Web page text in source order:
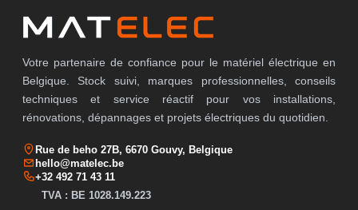
Votre partenaire de confiance pour le matériel électrique en
Belgique. Stock suivi, marques professionnelles, conseils
techniques et service réactif pour vos installations,
rénovations, dépannages et projets électriques du quotidien.
Rue de beho 27B, 6670 Gouvy, Belgique
hello@matelec.be
+32 492 71 43 11
TVA : BE 1028.149.223